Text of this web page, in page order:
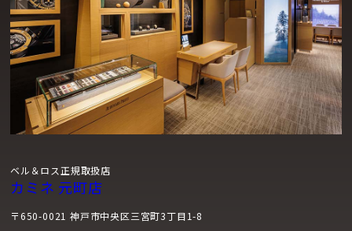
ベル＆ロス正規取扱店
カミネ 元町店
〒650-0021 神戸市中央区三宮町3丁目1-8